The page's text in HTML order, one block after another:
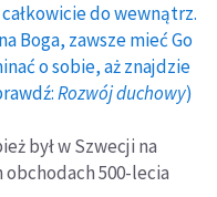
do wewnątrz.
Boga, zawsze mieć Go
o sobie, aż znajdzie
Rozwój duchowy)
był w Szwecji na
500-lecia